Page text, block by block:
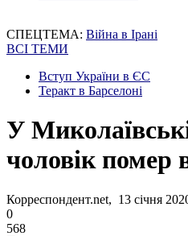
СПЕЦТЕМА: Війна в Ірані
ВСІ ТЕМИ
Вступ України в ЄС
Теракт в Барселоні
У
чоловік помер
Корреспондент.net, 13 січня
0
568